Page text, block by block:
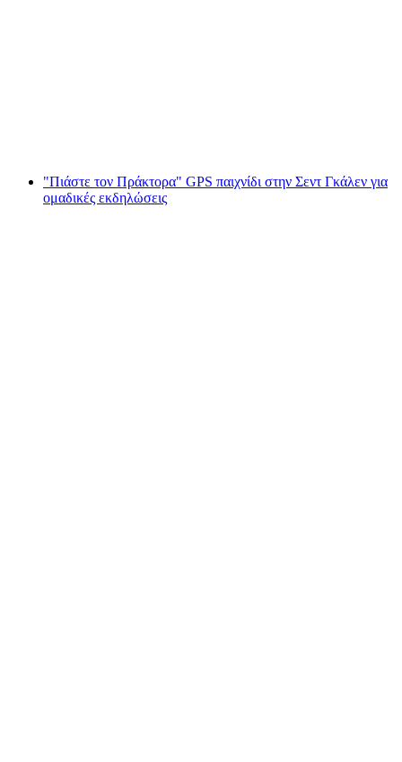
"Πιάστε τον Πράκτορα" GPS παιχνίδι στην Σεντ Γκάλεν για
ομαδικές εκδηλώσεις